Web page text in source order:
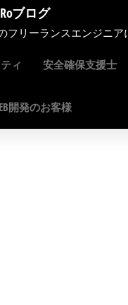
ブログ
フリーランスエンジニ
ィ 安全確保支援士
開発のお客様